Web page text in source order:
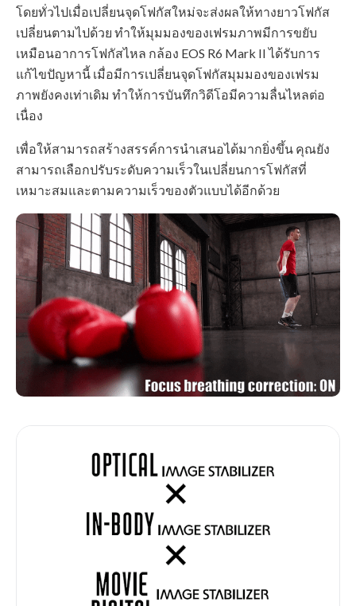
โดยทั่วไปเมื่อเปลี่ยนจุดโฟกัสใหม่จะส่งผลให้ทางยาวโฟกัส
เปลี่ยนตามไปด้วย ทำให้มุมมองของเฟรมภาพมีการขยับ
เหมือนอาการโฟกัสไหล กล้อง EOS R6 Mark II ได้รับการ
แก้ไขปัญหานี้ เมื่อมีการเปลี่ยนจุดโฟกัสมุมมองของเฟรม
ภาพยังคงเท่าเดิม ทำให้การบันทึกวิดีโอมีความลื่นไหลต่อ
เนื่อง
เพื่อให้สามารถสร้างสรรค์การนำเสนอได้มากยิ่งขึ้น คุณยัง
สามารถเลือกปรับระดับความเร็วในเปลี่ยนการโฟกัสที่
เหมาะสมและตามความเร็วของตัวแบบได้อีกด้วย